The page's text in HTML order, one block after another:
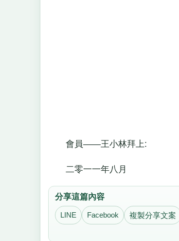
會員——王小林拜上:
二零一一年八月
分享這篇內容
LINE Facebook 複製分享文案